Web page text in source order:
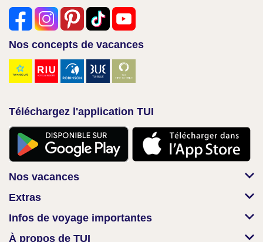
Nos concepts de vacances
Téléchargez l'application TUI
Nos vacances
Extras
Infos de voyage importantes
À propos de TUI